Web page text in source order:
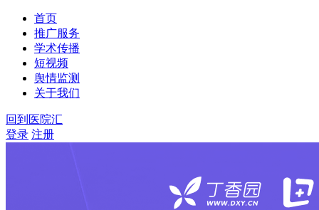
首页
推广服务
学术传播
短视频
舆情监测
关于我们
回到医院汇
登录 注册